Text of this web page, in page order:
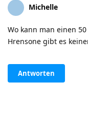
Michelle
Wo kann man einen
Hrensone gibt es
Antworten